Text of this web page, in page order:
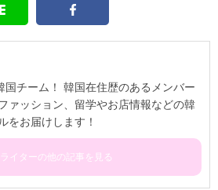
国チーム！ 韓国在住歴のあるメンバー
ァッション、留学やお店情報などの韓
をお届けします！
イターの他の記事を見る